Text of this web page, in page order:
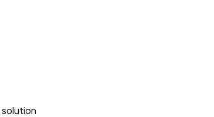
solution